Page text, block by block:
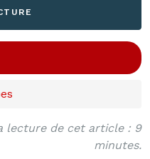
lecture de cet article : 9
minutes.